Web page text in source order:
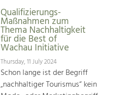
Qualifizierungs-
Maßnahmen zum
Thema Nachhaltigkeit
für die Best of
Wachau Initiative
Thursday, 11 July 2024
Schon lange ist der Begriff
„nachhaltiger Tourismus“ kein